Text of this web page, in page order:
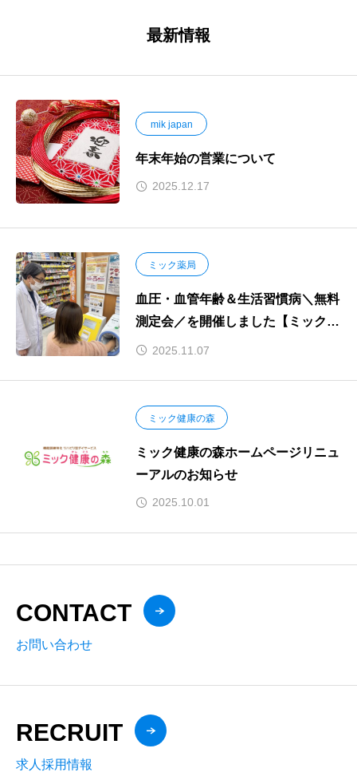
最新情報
mik japan
年末年始の営業について
2025.12.17
ミック薬局
血圧・血管年齢＆生活習慣病＼無料
測定会／を開催しました【ミック薬
局京阪千林店】
2025.11.07
ミック健康の森
ミック健康の森ホームページリニュ
ーアルのお知らせ
2025.10.01
CONTACT
お問い合わせ
RECRUIT
求人採用情報